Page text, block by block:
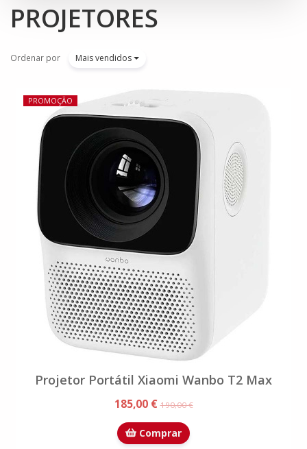
PROJETORES
Ordenar por Mais vendidos
PROMOÇÃO
Projetor Portátil Xiaomi Wanbo T2 Max
185,00 €190,00 €
Comprar